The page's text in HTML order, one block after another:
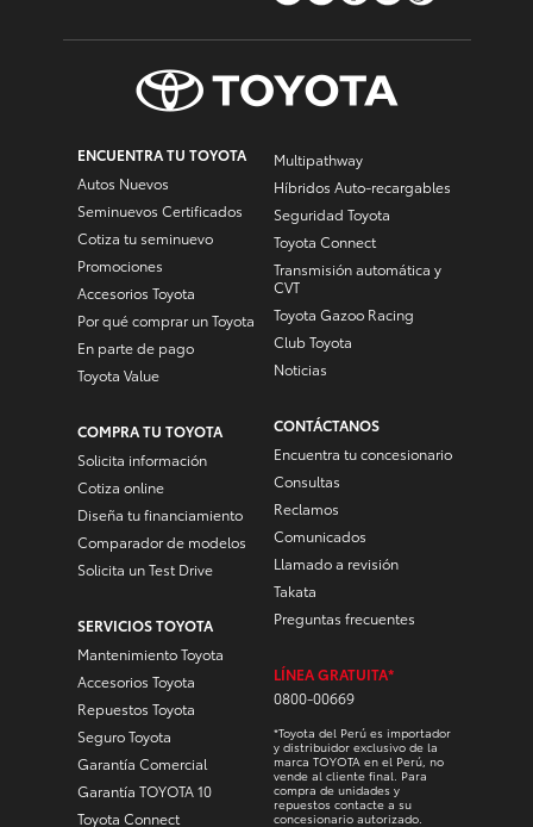
ENCUENTRA TU TOYOTA
Autos Nuevos
Seminuevos Certificados
Cotiza tu seminuevo
Promociones
Accesorios Toyota
Por qué comprar un Toyota
En parte de pago
Toyota Value
COMPRA TU TOYOTA
Solicita información
Cotiza online
Diseña tu financiamiento
Comparador de modelos
Solicita un Test Drive
SERVICIOS TOYOTA
Mantenimiento Toyota
Accesorios Toyota
Repuestos Toyota
Seguro Toyota
Garantía Comercial
Garantía TOYOTA 10
Toyota Connect
Multipathway
Híbridos Auto-recargables
Seguridad Toyota
Toyota Connect
Transmisión automática y
CVT
Toyota Gazoo Racing
Club Toyota
Noticias
CONTÁCTANOS
Encuentra tu concesionario
Consultas
Reclamos
Comunicados
Llamado a revisión
Takata
Preguntas frecuentes
LÍNEA GRATUITA*
0800-00669
*Toyota del Perú es importador
y distribuidor exclusivo de la
marca TOYOTA en el Perú, no
vende al cliente final. Para
compra de unidades y
repuestos contacte a su
concesionario autorizado.